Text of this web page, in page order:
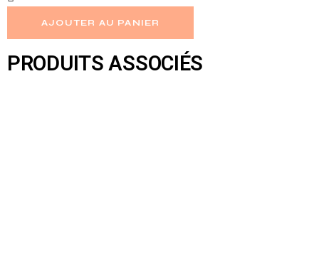
AJOUTER AU PANIER
PRODUITS ASSOCIÉS